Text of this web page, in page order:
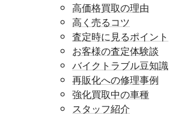
高価格買取の理由
高く売るコツ
査定時に見るポイント
お客様の査定体験談
バイクトラブル豆知識
再販化への修理事例
強化買取中の車種
スタッフ紹介